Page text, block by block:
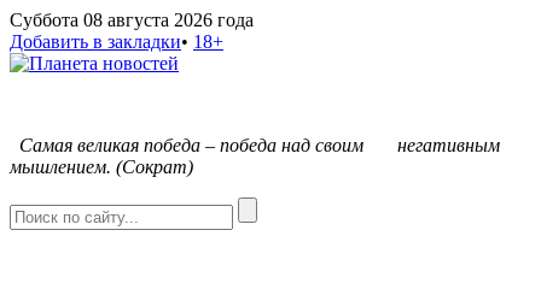
Суббота 08 августа 2026 года
Добавить в закладки• 18+
Самая великая победа – победа над своим негативным
мышлением. (Сократ)